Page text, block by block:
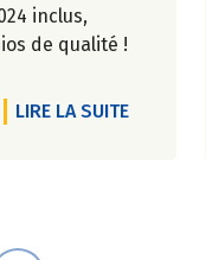
SAISONNALITÉ
inclus,
de qualité !
LIRE LA SUITEDE